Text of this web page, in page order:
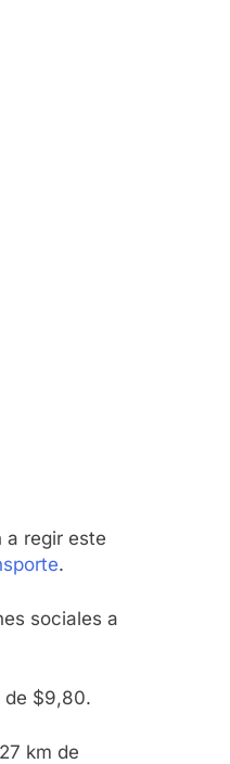
a regir este
.
sociales a
de $9,80.
km de